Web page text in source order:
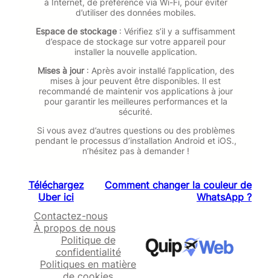
d’utiliser des données mobiles.
Espace de stockage : Vérifiez s’il y a suffisamment
d’espace de stockage sur votre appareil pour
installer la nouvelle application.
Mises à jour: Après avoir installé l’application, des
mises à jour peuvent être disponibles. Il est
recommandé de maintenir vos applications à jour
pour garantir les meilleures performances et la
sécurité.
Si vous avez d’autres questions ou des problèmes
pendant le processus d’installation Android et iOS.,
n’hésitez pas à demander !
Téléchargez
Uber ici
Comment changer la couleur de
WhatsApp ?
Contactez-nous
À propos de nous
Politique de
confidentialité
Politiques en matière